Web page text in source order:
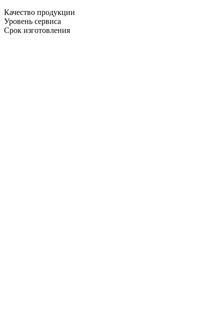
Качество продукции
Уровень сервиса
Срок изготовления